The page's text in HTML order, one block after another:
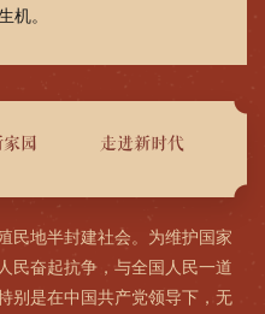
机。
家园 走进新时代
民地半封建社会。为维护国家
民奋起抗争，与全国人民一道
别是在中国共产党领导下，无